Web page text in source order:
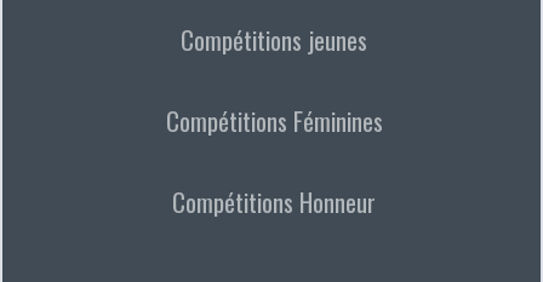
Compétitions jeunes
Compétitions Féminines
Compétitions Honneur